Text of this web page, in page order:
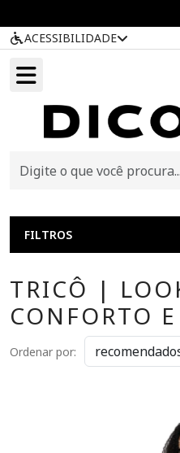
ACESSIBILIDADE
FILTROS
TRICÔ |
CONFORTO
Ordenar por: